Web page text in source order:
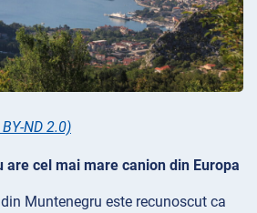
BY-ND 2.0)
are cel mai mare canion din Europa
Muntenegru este recunoscut ca